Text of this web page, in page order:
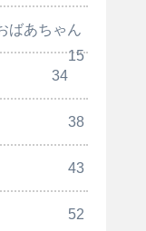
ばあちゃん
15
34
38
43
52